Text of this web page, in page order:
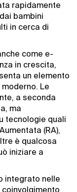
rapidamente
bambini
in cerca di
come e-
in crescita,
un elemento
Le
a seconda
ma
tecnologie quali
(RA),
è qualcosa
iniziare a
integrato nelle